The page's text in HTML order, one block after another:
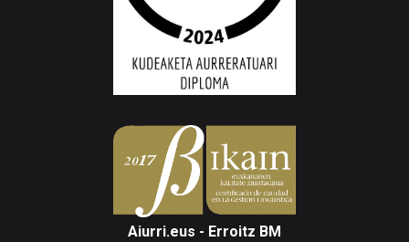
Aiurri.eus - Erroitz BM